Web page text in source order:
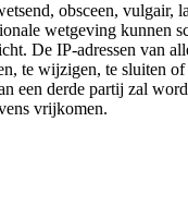
obsceen,
wetgeving kunnen
De IP-adressen van
te wijzigen, te sluiten
een derde partij zal
vrijkomen.